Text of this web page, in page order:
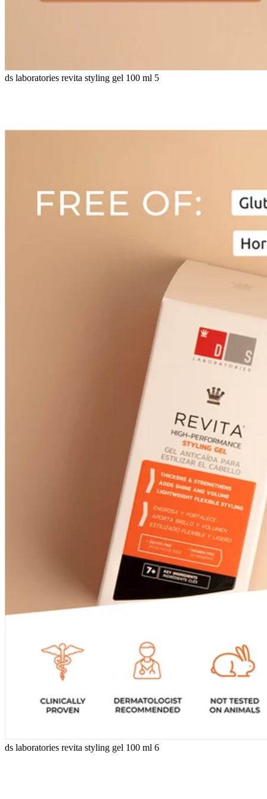
ds laboratories revita styling gel 100 ml 5
ds laboratories revita styling gel 100 ml 6